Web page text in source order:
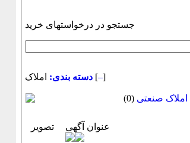
جستجو در درخواستهای خرید
دسته بندی:املاک [–]
املاک صنعتی (0)
تصویر عنوان آگهی